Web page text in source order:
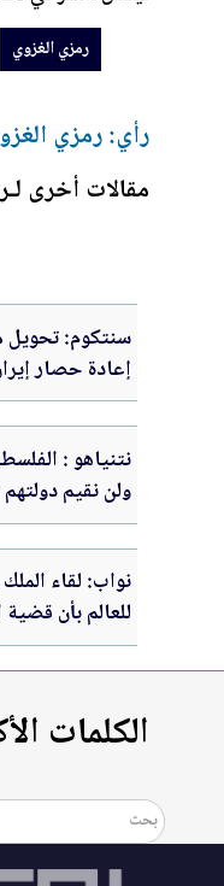
رمزي الغزوي
رأي: رمزي
مقالات أخرى
إعادة حصار
نتنياهو :
ولن نقيم دولتهم
نواب: لقاء
للعالم بأن
الكلمات